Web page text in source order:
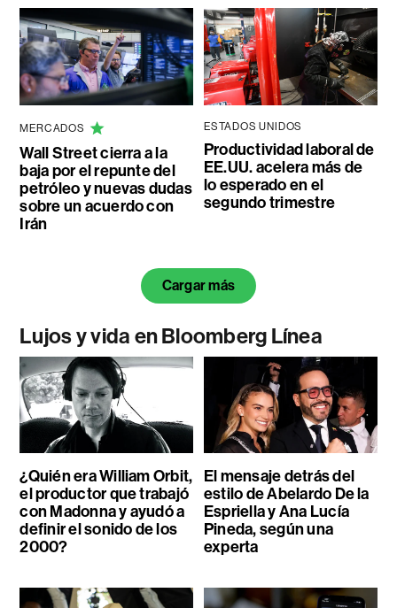
MERCADOS
Wall Street cierra a la
baja por el repunte del
petróleo y nuevas dudas
sobre un acuerdo con
Irán
ESTADOS UNIDOS
Productividad laboral de
EE.UU. acelera más de
lo esperado en el
segundo trimestre
Cargar más
Lujos y vida en Bloomberg Línea
¿Quién era William Orbit,
el productor que trabajó
con Madonna y ayudó a
definir el sonido de los
2000?
El mensaje detrás del
estilo de Abelardo De la
Espriella y Ana Lucía
Pineda, según una
experta